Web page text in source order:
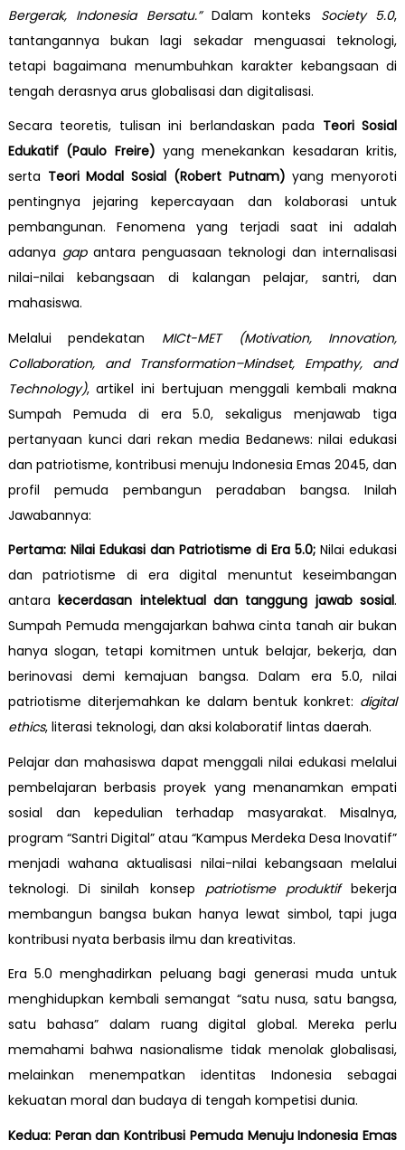
Bergerak, Indonesia Bersatu.”Dalam konteks Society 5.0,
tantangannya bukan lagi sekadar menguasai teknologi,
tetapi bagaimana menumbuhkan karakter kebangsaan di
tengah derasnya arus globalisasi dan digitalisasi.
Secara teoretis, tulisan ini berlandaskan pada Teori Sosial
Edukatif (Paulo Freire) yang menekankan kesadaran kritis,
serta Teori Modal Sosial (Robert Putnam) yang menyoroti
pentingnya jejaring kepercayaan dan kolaborasi untuk
pembangunan. Fenomena yang terjadi saat ini adalah
adanya gapantara penguasaan teknologi dan internalisasi
nilai-nilai kebangsaan di kalangan pelajar, santri, dan
mahasiswa.
Melalui pendekatan MICt-MET (Motivation, Innovation,
Collaboration, and Transformation–Mindset, Empathy, and
Technology), artikel ini bertujuan menggali kembali makna
Sumpah Pemuda di era 5.0, sekaligus menjawab tiga
pertanyaan kunci dari rekan media Bedanews: nilai edukasi
dan patriotisme, kontribusi menuju Indonesia Emas 2045, dan
profil pemuda pembangun peradaban bangsa. Inilah
Jawabannya:
Pertama: Nilai Edukasi dan Patriotisme di Era 5.0; Nilai edukasi
dan patriotisme di era digital menuntut keseimbangan
antarakecerdasan intelektual dan tanggung jawab sosial.
Sumpah Pemuda mengajarkan bahwa cinta tanah air bukan
hanya slogan, tetapi komitmen untuk belajar, bekerja, dan
berinovasi demi kemajuan bangsa. Dalam era 5.0, nilai
patriotisme diterjemahkan ke dalam bentuk konkret: digital
ethics, literasi teknologi, dan aksi kolaboratif lintas daerah.
Pelajar dan mahasiswa dapat menggali nilai edukasi melalui
pembelajaran berbasis proyek yang menanamkan empati
sosial dan kepedulian terhadap masyarakat. Misalnya,
program “Santri Digital” atau “Kampus Merdeka Desa Inovatif”
menjadi wahana aktualisasi nilai-nilai kebangsaan melalui
teknologi. Di sinilah konsep patriotisme produktifbekerja
membangun bangsa bukan hanya lewat simbol, tapi juga
kontribusi nyata berbasis ilmu dan kreativitas.
Era 5.0 menghadirkan peluang bagi generasi muda untuk
menghidupkan kembali semangat “satu nusa, satu bangsa,
satu bahasa” dalam ruang digital global. Mereka perlu
memahami bahwa nasionalisme tidak menolak globalisasi,
melainkan menempatkan identitas Indonesia sebagai
kekuatan moral dan budaya di tengah kompetisi dunia.
Kedua: Peran dan Kontribusi Pemuda Menuju Indonesia Emas